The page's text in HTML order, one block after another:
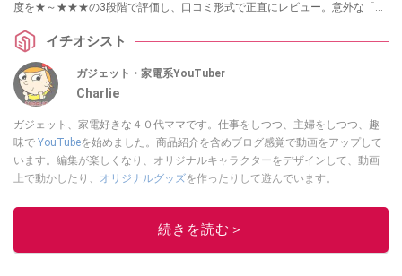
度を★～★★★の3段階で評価し、口コミ形式で正直にレビュー。意外な「買
イチオシスト
ガジェット・家電系YouTuber
Charlie
ガジェット、家電好きな４０代ママです。仕事をしつつ、主婦をしつつ、趣
味で YouTubeを始めました。商品紹介を含めブログ感覚で動画をアップして
います。編集が楽しくなり、オリジナルキャラクターをデザインして、動画
上で動かしたり、 オリジナルグッズを作ったりして遊んでいます。
このイチオシストの他の記事を読む
続きを読む＞